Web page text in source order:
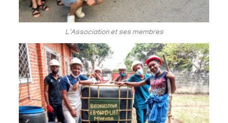
L'Association et ses membres